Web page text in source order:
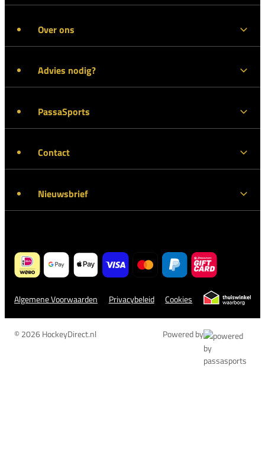
Over ons
Advies nodig?
PassaSports
Contact
Nieuwsbrief
Algemene Voorwaarden Privacybeleid Cookies
© 2026 HockeyDirect.nl Powered by